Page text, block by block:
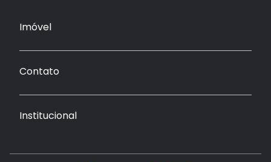
Imóvel
Contato
Institucional